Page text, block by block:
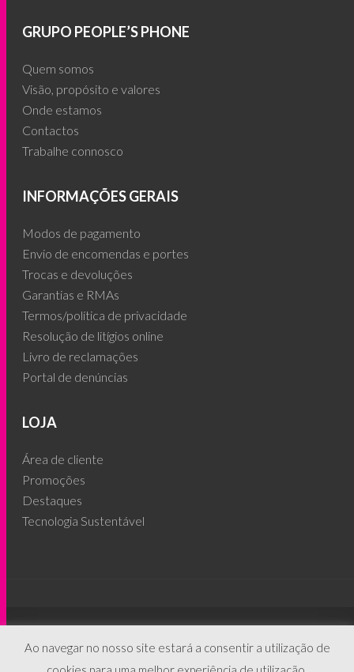
GRUPO PEOPLE’S PHONE
Quem somos
Visão, propósito e valores
Onde estamos
Contactos
Trabalhe connosco
INFORMAÇÕES GERAIS
Modos de pagamento
Envio de encomendas e portes
Trocas e devoluções
Garantias e RMAs
Termos/política de privacidade
Resolução de litígios online
Livro de reclamações
Portal de denúncias
LOJA
Área de cliente
Promoções
Destaques
Tecnologia Sustentável
© 2026 - People's Phone ®
Ao navegar no nosso site estará a consentir a utilização de